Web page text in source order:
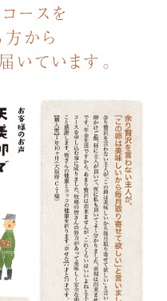
ースを
から
いています。